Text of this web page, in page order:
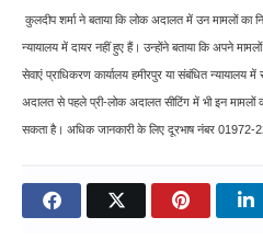
कुलदीप शर्मा ने बताया कि लोक अदालत में उन मामलों का
न्यायालय में दायर नहीं हुए हैं। उन्होंने बताया कि अपने
सेवाएं प्राधिकरण कार्यालय हमीरपुर या संबंधित
अदालत से पहले प्री-लोक अदालत सीटिंग में भी इन मामलों
सकता है। अधिक जानकारी के लिए दूरभाष नंबर 01972-